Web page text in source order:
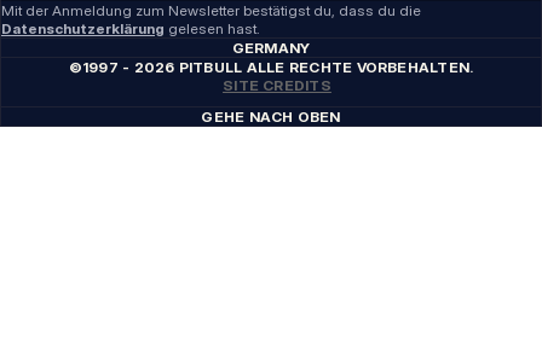
Mit der Anmeldung zum Newsletter bestätigst du, dass du die
Datenschutzerklärung gelesen hast.
GERMANY
©1997 - 2026 PITBULL ALLE RECHTE VORBEHALTEN.
SITE CREDITS
GEHE NACH OBEN